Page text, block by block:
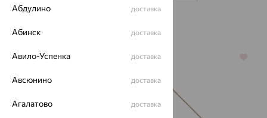
серебряные
64% 64%
Абдулино доставка
Абинск доставка
Авило-Успенка доставка
Авсюнино доставка
Агалатово доставка